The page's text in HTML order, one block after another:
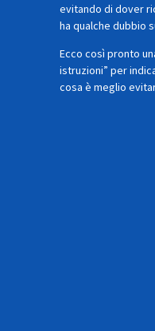
evitando di dover
ha qualche dubbio
Ecco così pronto
istruzioni” per
cosa è meglio